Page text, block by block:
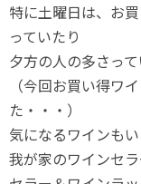
特に土曜日は、お
っていたり
夕方の人の多さっ
（今回お買い得ワ
た・・・）
気になるワインも
我が家のワインセ